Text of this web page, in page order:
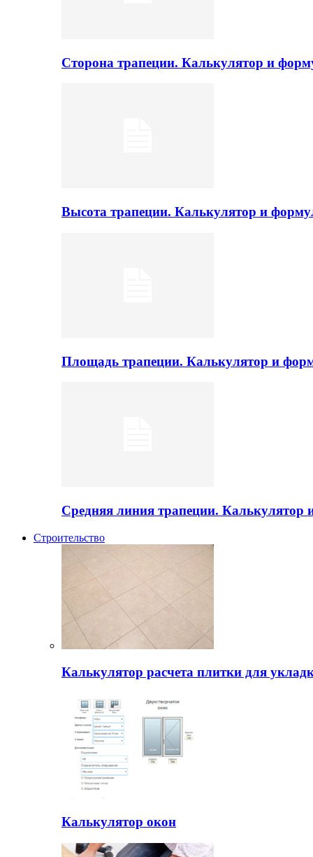
Сторона трапеции. Калькулятор и
Высота трапеции. Калькулятор и
Площадь трапеции. Калькулятор и
Средняя линия трапеции.
Строительство
Калькулятор расчета плитки для
Калькулятор окон